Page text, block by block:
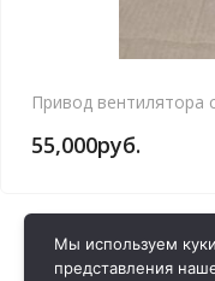
Привод вентилятора
55,000руб.
Мы используем
представления